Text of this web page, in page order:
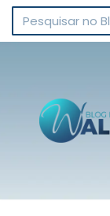
Pular
conteúdo